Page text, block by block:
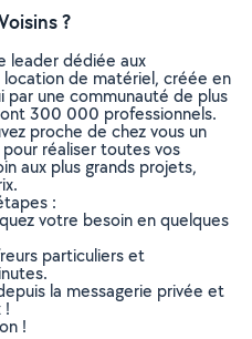
?
leader dédiée aux
de matériel, créée en
par une communauté de plus
300 000 professionnels.
proche de chez vous un
réaliser toutes vos
aux plus grands projets,
:
votre besoin en quelques
particuliers et
la messagerie privée et
!
!